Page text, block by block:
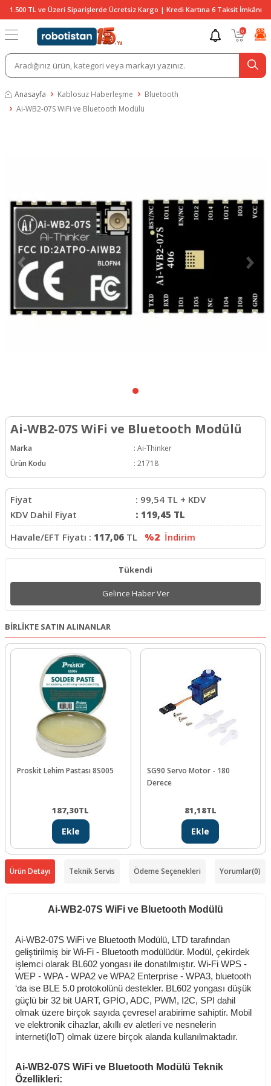
1.500 TL ve Üzeri Siparişlerde Ücretsiz Kargo | Kredi Kartına 6 Taksit İmkânı
0
Anasayfa Kablosuz Haberleşme
Bluetooth
Ai-WB2-07S WiFi ve Bluetooth Modülü
Ai-WB2-07S WiFi ve Bluetooth Modülü
Marka : Ai-Thinker
Ürün Kodu
: 21718
Fiyat : 99,54 TL + KDV
KDV Dahil Fiyat
: 119,45 TL
Havale/EFT Fiyatı : 117,06 TL %2 İndirim
Tükendi
Gelince Haber Ver
BİRLİKTE SATIN ALINANLAR
Proskit Lehim Pastası 8S005
187,30TL
Ekle
SG90 Servo Motor - 180
Derece
81,18TL
Ekle
Ürün Detayı Teknik Servis Ödeme Seçenekleri Yorumlar(0)
Ai-WB2-07S WiFi ve Bluetooth Modülü
Ai-WB2-07S WiFi ve Bluetooth Modülü, LTD tarafından
geliştirilmiş bir Wi-Fi - Bluetooth modülüdür. Modül, çekirdek
işlemci olarak BL602 yongası ile donatılmıştır. Wi-Fi WPS -
WEP - WPA - WPA2 ve WPA2 Enterprise - WPA3, bluetooth
‘da ise BLE 5.0 protokolünü destekler. BL602 yongası düşük
güçlü bir 32 bit UART, GPİO, ADC, PWM, I2C, SPI dahil
olmak üzere birçok sayıda çevresel arabirime sahiptir. Mobil
ve elektronik cihazlar, akıllı ev aletleri ve nesnelerin
interneti(IoT) olmak üzere birçok alanda kullanılmaktadır.
Ai-WB2-07S WiFi ve Bluetooth Modülü Teknik
Özellikleri: